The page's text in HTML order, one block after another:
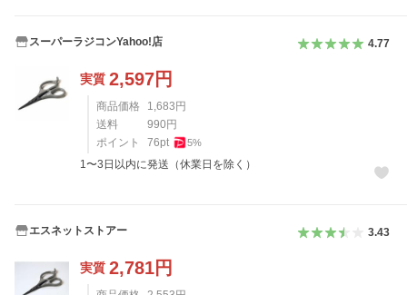
スーパーラジコンYahoo!店 4.77
実質 2,597円
商品価格 1,683 円
送料
990 円
ポイント
76pt 5%
1〜3日以内に発送（休業日を除く）
エスネットストアー 3.43
実質 2,781円